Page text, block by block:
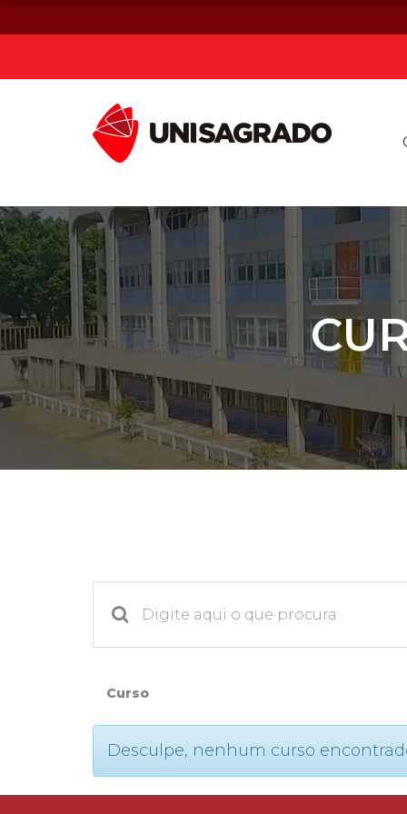
Graduação
Pós-graduação e MBA
Curta Duração
Vestibular
2ª Graduação
Reingresso
Curso
Desculpe, nenhum curso